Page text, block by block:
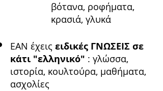
βότανα, ροφήματα,
κρασιά, γλυκά
ΕΑΝ έχεις ειδικές ΓΝΩΣΕΙΣ σε
κάτι "ελληνικό" : γλώσσα,
ιστορία, κουλτούρα, μαθήματα,
ασχολίες